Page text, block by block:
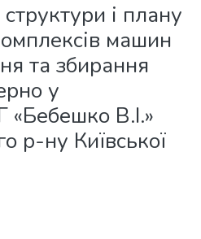
і плану
машин
та збирання
у
«Бебешко В.І.»
р-ну Київської